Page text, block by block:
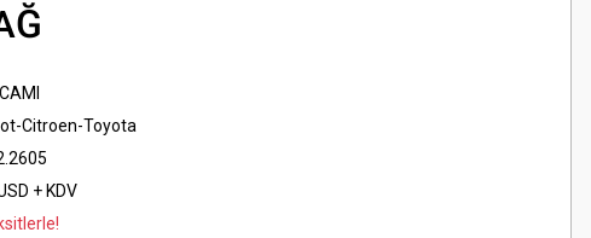
Citroen-Toyota
+ KDV